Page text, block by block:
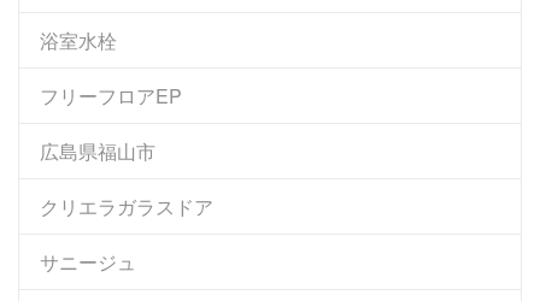
浴室水栓
フリーフロアEP
広島県福山市
クリエラガラスドア
サニージュ